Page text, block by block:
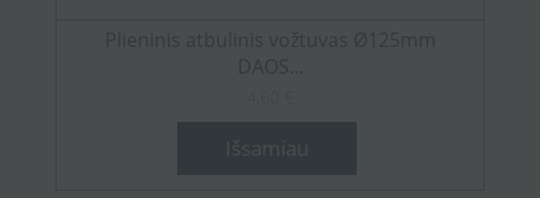
Plieninis atbulinis vožtuvas Ø125mm
DAOS...
Išsamiau